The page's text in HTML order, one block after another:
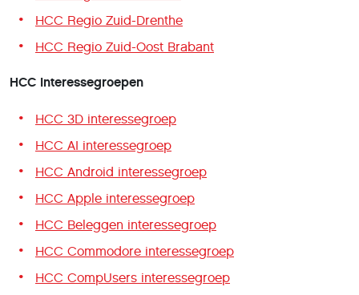
HCC Regio Zuid-Drenthe
HCC Regio Zuid-Oost Brabant
HCC Interessegroepen
HCC 3D interessegroep
HCC AI interessegroep
HCC Android interessegroep
HCC Apple interessegroep
HCC Beleggen interessegroep
HCC Commodore interessegroep
HCC CompUsers interessegroep